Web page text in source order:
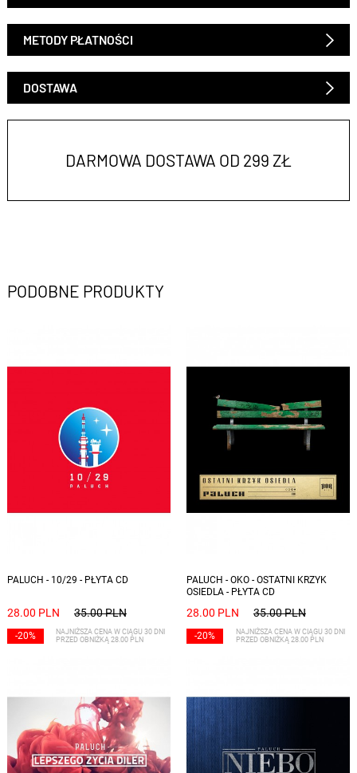
METODY PŁATNOŚCI
DOSTAWA
DARMOWA DOSTAWA OD 299 ZŁ
PODOBNE PRODUKTY
PALUCH - 10/29 - PŁYTA CD
28.00 PLN 35.00 PLN
-20%
NAJNIŻSZA CENA W CIĄGU 30 DNI
PRZED OBNIŻKĄ 28.00 PLN
PALUCH - OKO - OSTATNI KRZYK
OSIEDLA - PŁYTA CD
28.00 PLN 35.00 PLN
-20%
NAJNIŻSZA CENA W CIĄGU 30 DNI
PRZED OBNIŻKĄ 28.00 PLN